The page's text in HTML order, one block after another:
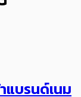
แบรนด์เนม